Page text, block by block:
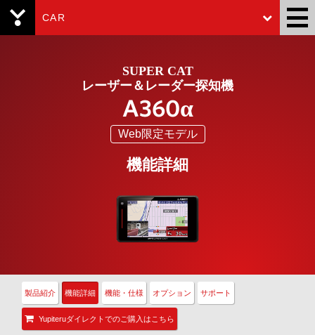
CAR
SUPER CAT
レーザー＆レーダー探知機
A360α
Web限定モデル
機能詳細
製品紹介 機能詳細 機能・仕様 オプション サポート
Yupiteruダイレクトでのご購入はこちら